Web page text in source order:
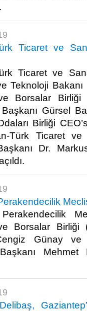
Ticaret ve
Ticaret ve
Teknoloji
Borsalar Birliği
Gürsel
Birliği
Türk Ticaret ve
Dr.
Borsalar Birliği
Günay ve
Mehmet